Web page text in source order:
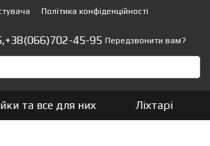
Політика конфіденційності
+38(066)702-45-95 Передзвонити вам?
та все для них Ліхтарі